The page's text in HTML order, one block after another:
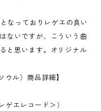
なっておりレゲエの良い
ないですが、こういう曲
と思います。オリジナル
ウル）商品詳細】
エレコード＞）